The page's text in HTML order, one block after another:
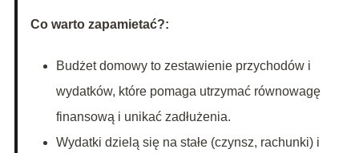
Co warto zapamietać?:
Budżet domowy to zestawienie przychodów i
wydatków, które pomaga utrzymać równowagę
finansową i unikać zadłużenia.
Wydatki dzielą się na stałe (czynsz, rachunki) i